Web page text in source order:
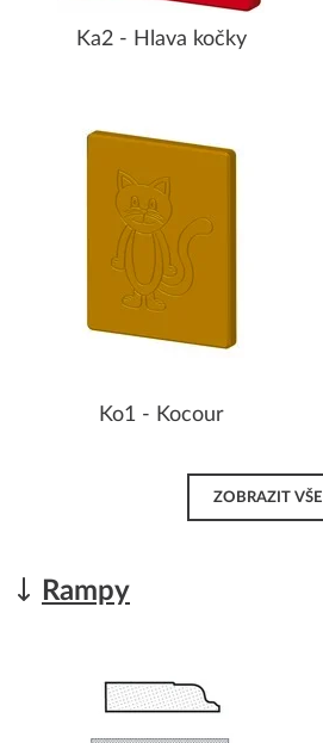
Ka2 - Hlava kočky
Ko1 - Kocour
ZOBRAZIT VŠE
Rampy